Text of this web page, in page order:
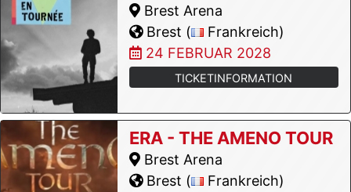
Brest Arena
Brest (
Frankreich)
24 FEBRUAR 2028
TICKETINFORMATION
ERA - THE AMENO TOUR
Brest Arena
Brest (
Frankreich)